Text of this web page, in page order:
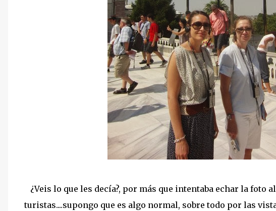
¿Veis lo que les decía?, por más que intentaba echar la foto
turistas....supongo que es algo normal, sobre todo por las